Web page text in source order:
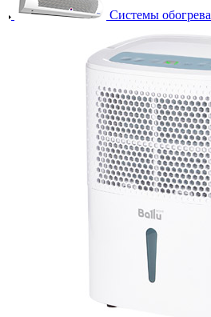
Системы обогрева